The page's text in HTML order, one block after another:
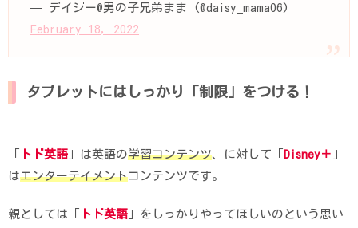
— デイジー@男の子兄弟まま (@daisy_mama06)
February 18, 2022
タブレットにはしっかり「制限」をつける！
トド英語 」は英語の学習コンテンツ、に対して「 Disney＋ 」
はエンターテイメントコンテンツです。
親としては「 トド英語 」をしっかりやってほしいのという思い